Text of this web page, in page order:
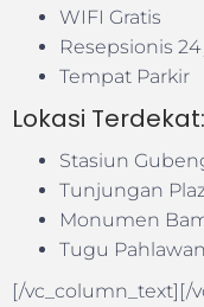
WIFI Gratis
Resepsionis
Tempat Parkir
Lokasi Terdekat:
Stasiun
Tunjungan
Monumen
Tugu
[/vc_column_text][/